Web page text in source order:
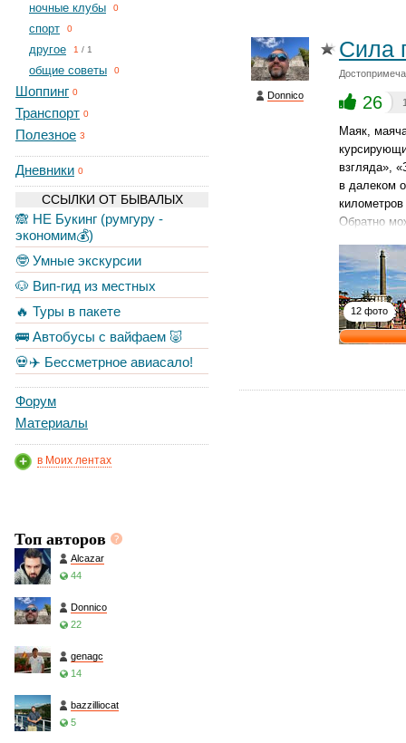
ночные клубы 0
спорт 0
другое 1 / 1
общие советы 0
Шоппинг 0
Транспорт 0
Полезное 3
Дневники 0
ССЫЛКИ ОТ БЫВАЛЫХ
🙈 НЕ Букинг (румгуру -
экономим💰)
🤓 Умные экскурсии
🐶 Вип-гид из местных
🔥 Туры в пакете
🚌 Автобусы с вайфаем 🐷
💀✈️ Бессметрное авиасало!
Форум
Материалы
в Моих лентах
Топ авторов
Alcazar
44
Donnico
22
genagc
14
bazzilliocat
5
Donnico
Сила
26
Маяк,
взгляда»,
в далеком
Обратно
12 фото